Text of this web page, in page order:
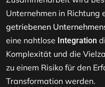
Unternehmen in Richtung
getriebenen
eine nahtlose Integration
Komplexität und die
zu einem Risiko für den
Transformation werden.